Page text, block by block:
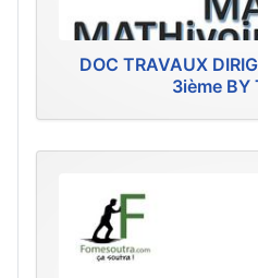
DOC TRAVAUX
3ième BY